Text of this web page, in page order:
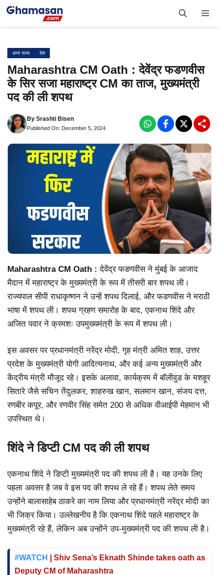
Skip
अन्य राज्य देश
Maharashtra CM Oath : देवेंद्र फडणवीस
के सिर सजा महाराष्ट्र CM का ताज, मुख्यमंत्री
पद की ली शपथ
By Srashti Bisen
Published On: December 5, 2024
Maharashtra CM Oath : देवेंद्र फडणवीस ने मुंबई के आजाद
मैदान में महाराष्ट्र के मुख्यमंत्री के रूप में तीसरी बार शपथ ली।
राज्यपाल सीपी राधाकृष्णन ने उन्हें शपथ दिलाई, और फडणवीस ने मराठी
भाषा में शपथ ली। शपथ ग्रहण समारोह के बाद, एकनाथ शिंदे और
अजित पवार ने क्रमशः उपमुख्यमंत्री के रूप में शपथ ली।
इस अवसर पर प्रधानमंत्री नरेंद्र मोदी, गृह मंत्री अमित शाह, उत्तर
प्रदेश के मुख्यमंत्री योगी आदित्यनाथ, और कई अन्य मुख्यमंत्री और
केंद्रीय मंत्री मौजूद रहे। इसके अलावा, कार्यक्रम में बॉलीवुड के मशहूर
सितारे जैसे सचिन तेंदुलकर, शाहरुख खान, सलमान खान, संजय दत्त,
रणबीर कपूर, और रणवीर सिंह समेत 200 से अधिक वीआईपी मेहमान भी
उपस्थित थे।
शिंदे ने डिप्टी CM पद की ली शपथ
एकनाथ शिंदे ने डिप्टी मुख्यमंत्री पद की शपथ ली है। यह उनके लिए
पहला अवसर है जब वे इस पद की शपथ ले रहे हैं। शपथ लेते समय
उन्होंने बालासाहेब ठाकरे का नाम लिया और प्रधानमंत्री नरेंद्र मोदी का
भी जिक्र किया। उल्लेखनीय है कि एकनाथ शिंदे पहले महाराष्ट्र के
मुख्यमंत्री रहे हैं, लेकिन अब उन्होंने उप-मुख्यमंत्री पद की शपथ ली है।
#WATCH
| Shiv Sena’s Eknath Shinde takes oath as
Deputy CM of Maharashtra